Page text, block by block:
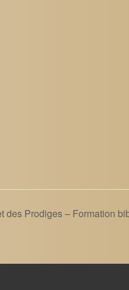
des Prodiges – Formation